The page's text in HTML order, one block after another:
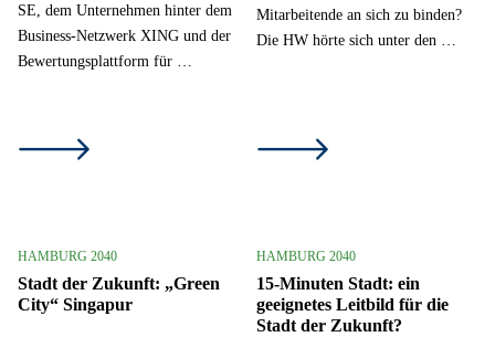
SE, dem Unternehmen hinter dem
Business-Netzwerk XING und der
Bewertungsplattform für …
Mitarbeitende an sich zu binden?
Die HW hörte sich unter den …
HAMBURG 2040
Stadt der Zukunft: „Green
City“ Singapur
HAMBURG 2040
15-Minuten Stadt: ein
geeignetes Leitbild für die
Stadt der Zukunft?